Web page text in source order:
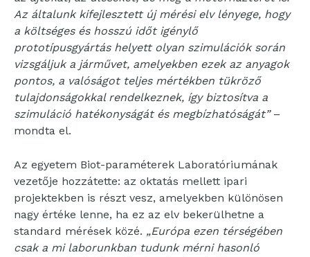
Az általunk kifejlesztett új mérési elv lényege, hogy
a költséges és hosszú időt igénylő
prototípusgyártás helyett olyan szimulációk során
vizsgáljuk a járművet, amelyekben ezek az anyagok
pontos, a valóságot teljes mértékben tükröző
tulajdonságokkal rendelkeznek, így biztosítva a
szimuláció hatékonyságát és megbízhatóságát” –
mondta el.
Az egyetem Biot-paraméterek Laboratóriumának
vezetője hozzátette: az oktatás mellett ipari
projektekben is részt vesz, amelyekben különösen
nagy értéke lenne, ha ez az elv bekerülhetne a
standard mérések közé. „Európa ezen térségében
csak a mi laborunkban tudunk mérni hasonló